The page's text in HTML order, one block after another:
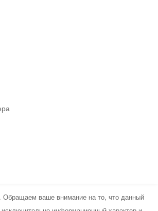
Обращаем ваше внимание на то, что данный